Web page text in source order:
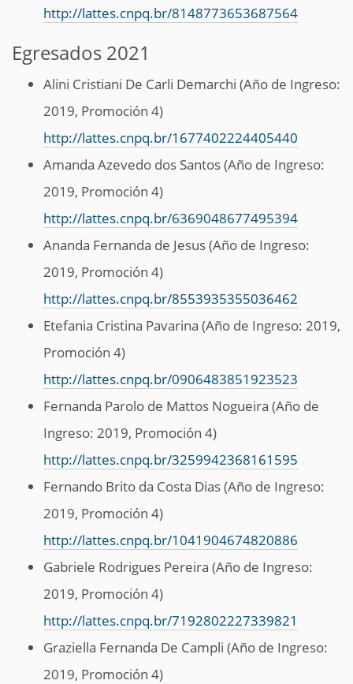
http://lattes.cnpq.br/8148773653687564
Egresados 2021
Alini Cristiani De Carli Demarchi (Año de Ingreso:
2019, Promoción 4)
http://lattes.cnpq.br/1677402224405440
Amanda Azevedo dos Santos (Año de Ingreso:
2019, Promoción 4)
http://lattes.cnpq.br/6369048677495394
Ananda Fernanda de Jesus (Año de Ingreso:
2019, Promoción 4)
http://lattes.cnpq.br/8553935355036462
Etefania Cristina Pavarina (Año de Ingreso: 2019,
Promoción 4)
http://lattes.cnpq.br/0906483851923523
Fernanda Parolo de Mattos Nogueira (Año de
Ingreso: 2019, Promoción 4)
http://lattes.cnpq.br/3259942368161595
Fernando Brito da Costa Dias (Año de Ingreso:
2019, Promoción 4)
http://lattes.cnpq.br/1041904674820886
Gabriele Rodrigues Pereira (Año de Ingreso:
2019, Promoción 4)
http://lattes.cnpq.br/7192802227339821
Graziella Fernanda De Campli (Año de Ingreso:
2019, Promoción 4)